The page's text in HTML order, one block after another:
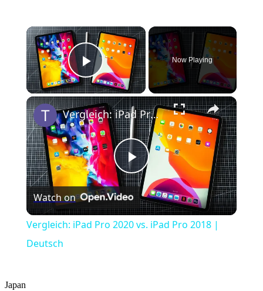
×
Play Video
Now Playing
×
Play
Video
Vergleich: iPad Pro 2020 vs. iPad Pro 2018 | Deutsch
Watch on
Vergleich: iPad Pro 2020 vs. iPad Pro 2018 |
Deutsch
Japan